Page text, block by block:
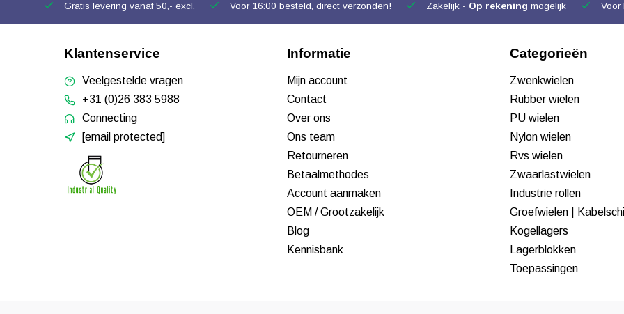
Gratis levering vanaf 50,- excl. Voor 16:00 besteld, direct verzonden! Zakelijk - Op rekening mogelijk Voor
Klantenservice
Veelgestelde vragen
+31 (0)26 383 5988
Connecting
[email protected]
Informatie
Mijn account
Contact
Over ons
Ons team
Retourneren
Betaalmethodes
Account aanmaken
OEM / Grootzakelijk
Blog
Kennisbank
Categorieën
Zwenkwielen
Rubber wielen
PU wielen
Nylon wielen
Rvs wielen
Zwaarlastwielen
Industrie rollen
Groefwielen |
Kogellagers
Lagerblokken
Toepassingen